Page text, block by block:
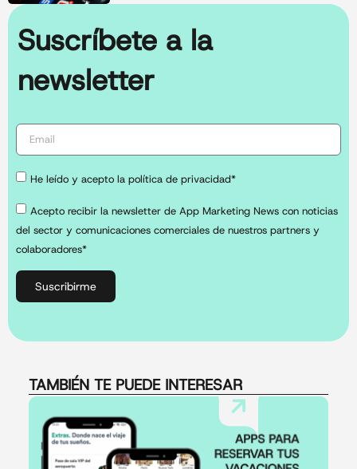
Suscríbete a la
newsletter
He leído y acepto la política de privacidad*
Acepto recibir la newsletter de App Marketing News con noticias
del sector y comunicaciones comerciales de nuestros partners y
colaboradores*
Suscribirme
TAMBIÉN TE PUEDE INTERESAR